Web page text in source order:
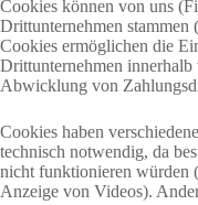
Cookies können von uns
Drittunternehmen
Cookies ermöglichen die
Drittunternehmen
Abwicklung von
Cookies haben
technisch notwendig, da
nicht funktionieren würden
Anzeige von Videos).